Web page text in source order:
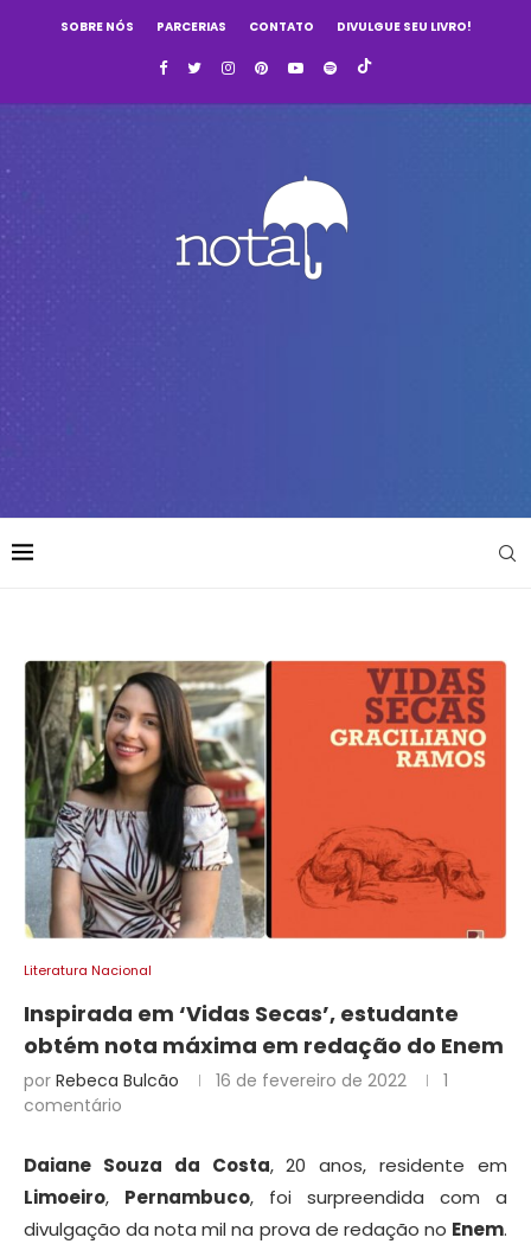
SOBRE NÓS PARCERIAS CONTATO DIVULGUE SEU LIVRO!
Literatura Nacional
Inspirada em ‘Vidas Secas’, estudante
obtém nota máxima em redação do Enem
por Rebeca Bulcão 16 de fevereiro de 2022
1
comentário
Daiane Souza da Costa, 20 anos, residente em
Limoeiro, Pernambuco, foi surpreendida com a
divulgação da nota mil na prova de redação no Enem.